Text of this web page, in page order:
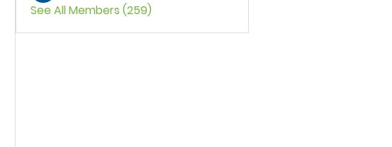
See All Members (259)